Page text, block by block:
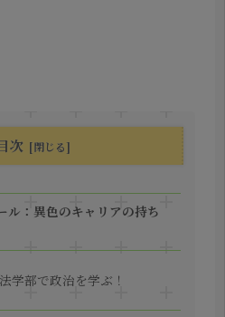
次
ル：異色のキャリアの持ち
学部で政治を学ぶ！